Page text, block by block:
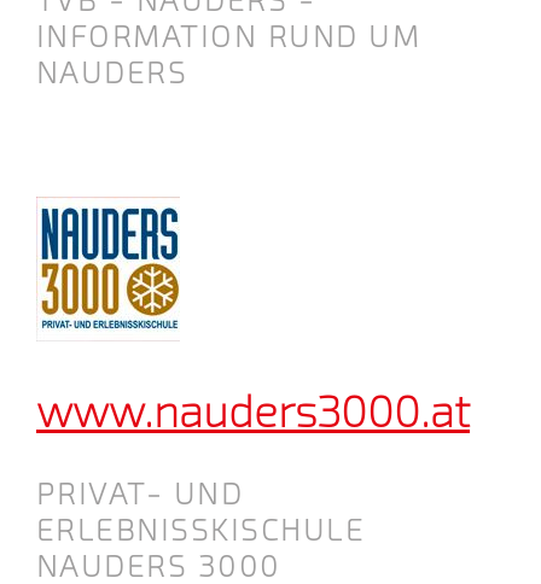
INFORMATION RUND UM
NAUDERS
www.nauders3000.at
PRIVAT- UND
ERLEBNISSKISCHULE
NAUDERS 3000